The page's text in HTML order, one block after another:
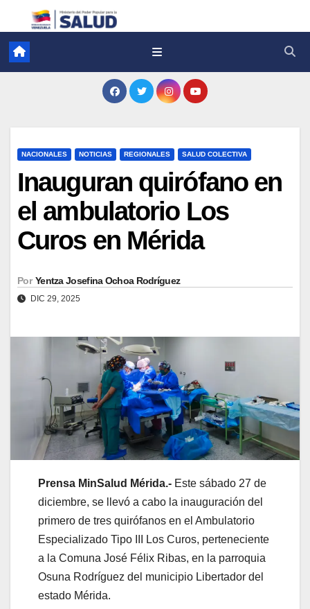
NACIONALES NOTICIAS REGIONALES SALUD COLECTIVA
Inauguran quirófano en
el ambulatorio Los
Curos en Mérida
Por Yentza Josefina Ochoa Rodríguez
DIC 29, 2025
Prensa MinSalud Mérida.- Este sábado 27 de
diciembre, se llevó a cabo la inauguración del
primero de tres quirófanos en el Ambulatorio
Especializado Tipo III Los Curos, perteneciente
a la Comuna José Félix Ribas, en la parroquia
Osuna Rodríguez del municipio Libertador del
estado Mérida.